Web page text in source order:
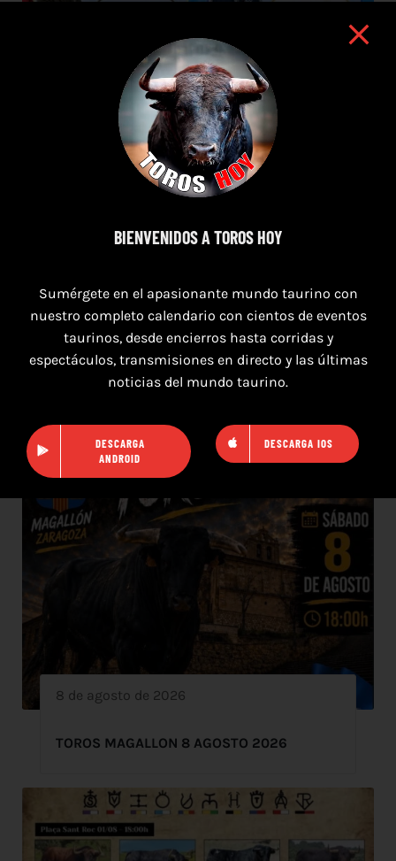
8 de agosto de 2026
TOROS SAN AGUSTÍN Y SAN MARCOS
CASTELLÓN DEL 8 AL 10 DE AGOSTO 2026
8 de agosto de 2026
TOROS MAGALLON 8 AGOSTO 2026
BIENVENIDOS A TOROS HOY
Sumérgete en el apasionante mundo taurino con
nuestro completo calendario con cientos de eventos
taurinos, desde encierros hasta corridas y
espectáculos, transmisiones en directo y las últimas
noticias del mundo taurino.
DESCARGA
ANDROID
DESCARGA IOS